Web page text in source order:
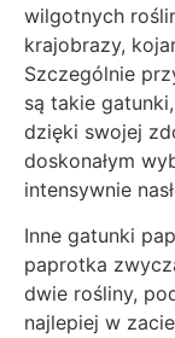
wilgotnych
krajobrazy,
Szczególnie
są takie
dzięki swojej
doskonałym
intensywnie
Inne gatunki
paprotka
dwie rośliny,
najlepiej w